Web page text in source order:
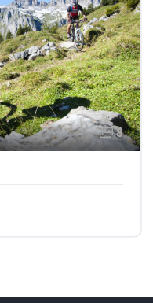
8